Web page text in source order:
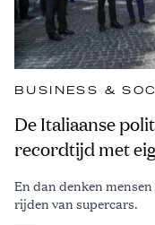
BUSINESS &
De Italiaanse
recordtijd met
En dan denken
rijden van supercars.